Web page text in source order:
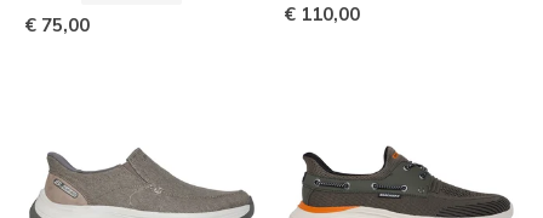
€ 75,00 € 110,00